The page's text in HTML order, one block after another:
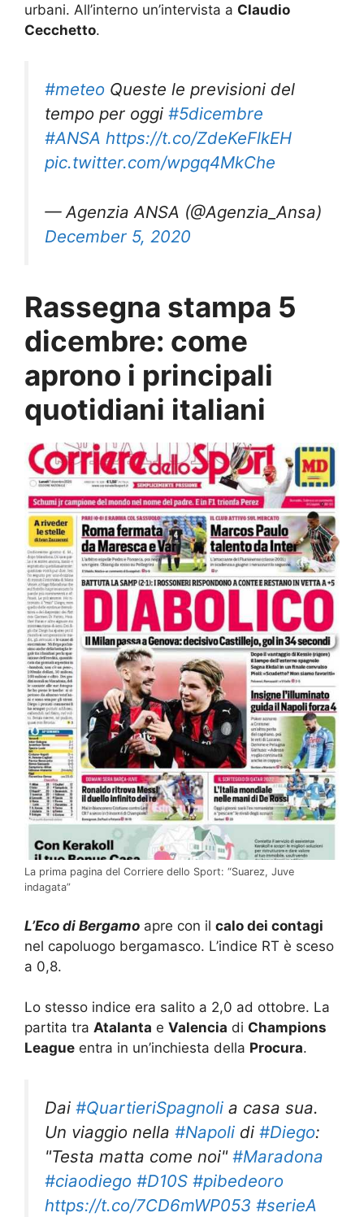
urbani. All’interno un’intervista a Claudio
Cecchetto.
#meteo Queste le previsioni del
tempo per oggi #5dicembre
#ANSA https://t.co/ZdeKeFlkEH
pic.twitter.com/wpgq4MkChe
— Agenzia ANSA (@Agenzia_Ansa)
December 5, 2020
Rassegna stampa 5
dicembre: come
aprono i principali
quotidiani italiani
La prima pagina del Corriere dello Sport: “Suarez, Juve
indagata”
L’Eco di Bergamo apre con il calo dei contagi
nel capoluogo bergamasco. L’indice RT è sceso
a 0,8.
Lo stesso indice era salito a 2,0 ad ottobre. La
partita tra Atalanta e Valencia di Champions
League entra in un’inchiesta della Procura.
Dai #QuartieriSpagnoli a casa sua.
Un viaggio nella #Napoli di #Diego:
"Testa matta come noi" #Maradona
#ciaodiego #D10S #pibedeoro
https://t.co/7CD6mWP053 #serieA